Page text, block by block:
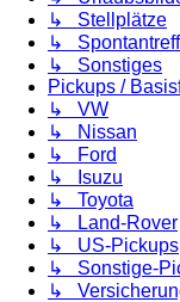
↳ Stellplätze
↳
↳ Sonstiges
Pickups /
↳ VW
↳ Nissan
↳ Ford
↳ Isuzu
↳ Toyota
↳ Land-Rover
↳ US-Pickups
↳ Sonstige-
↳